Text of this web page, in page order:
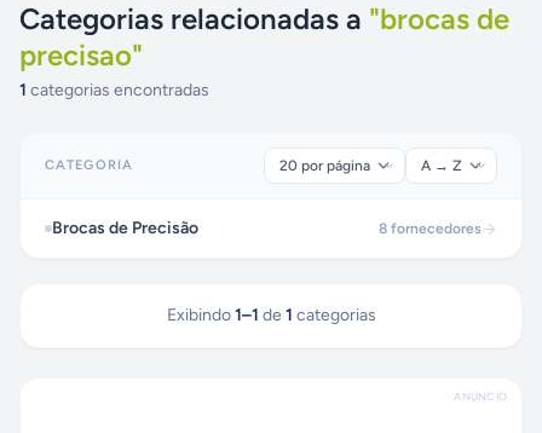
Categorias relacionadas a "brocas de
precisao"
1 categorias encontradas
CATEGORIA
Brocas de Precisão 8 fornecedores
Exibindo 1–1 de 1 categorias
ANÚNCIO